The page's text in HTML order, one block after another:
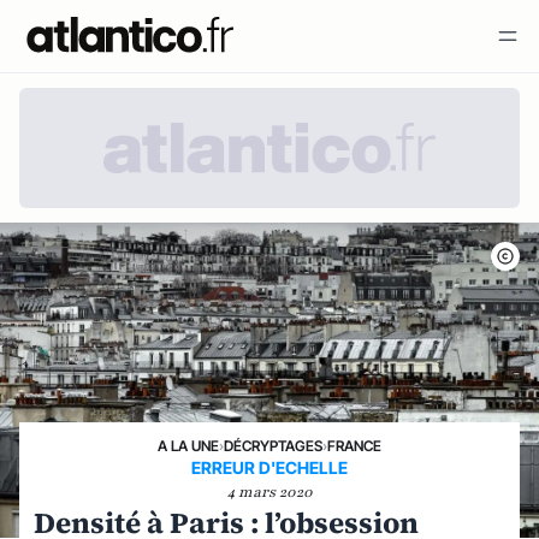
A LA UNE›DÉCRYPTAGES›FRANCE
ERREUR D'ECHELLE
4 mars 2020
Densité à Paris : l’obsession